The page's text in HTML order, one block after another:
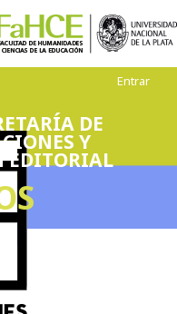
DE
Y
EDITORIAL
Entrar